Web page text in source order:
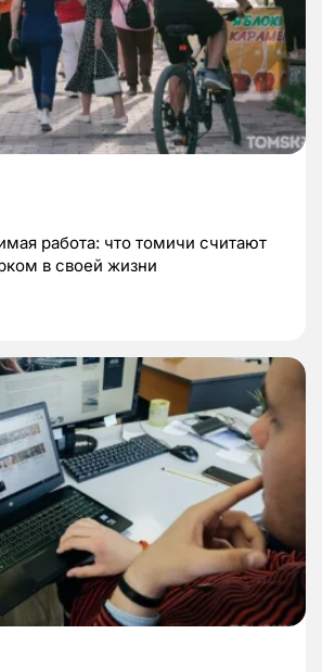
работа: что томичи считают
в своей жизни